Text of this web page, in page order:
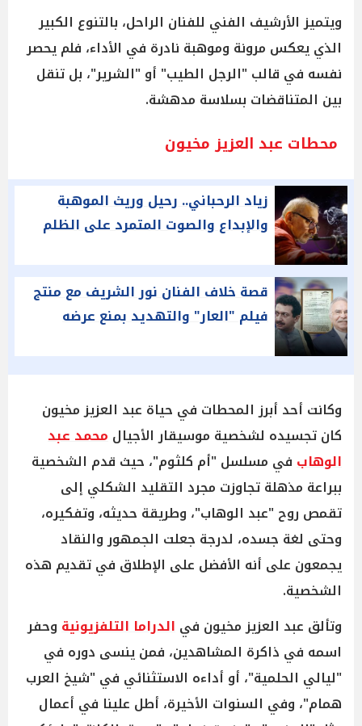
ويتميز الأرشيف الفني للفنان الراحل، بالتنوع الكبير
الذي يعكس مرونة وموهبة نادرة في الأداء، فلم يحصر
نفسه في قالب "الرجل الطيب" أو "الشرير"، بل تنقل
بين المتناقضات بسلاسة مدهشة.
محطات عبد العزيز مخيون
زياد الرحباني.. رحيل وريث الموهبة
والإبداع والصوت المتمرد على الظلم
قصة خلاف الفنان نور الشريف مع منتج
فيلم "العار" والتهديد بمنع عرضه
وكانت أحد أبرز المحطات في حياة عبد العزيز مخيون
كان تجسيده لشخصية موسيقار الأجيال محمد عبد
الوهاب في مسلسل "أم كلثوم"، حيث قدم الشخصية
ببراعة مذهلة تجاوزت مجرد التقليد الشكلي إلى
تقمص روح "عبد الوهاب"، وطريقة حديثه، وتفكيره،
وحتى لغة جسده، لدرجة جعلت الجمهور والنقاد
يجمعون على أنه الأفضل على الإطلاق في تقديم هذه
الشخصية.
وتألق عبد العزيز مخيون في الدراما التلفزيونية وحفر
اسمه في ذاكرة المشاهدين، فمن ينسى دوره في
"ليالي الحلمية"، أو أداءه الاستثنائي في "شيخ العرب
همام"، وفي السنوات الأخيرة، أطل علينا في أعمال